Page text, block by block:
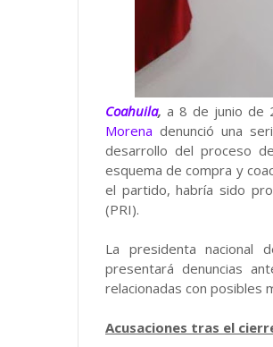
Coahuila, a 8 de junio de
Morena denunció una
desarrollo del proceso
esquema de compra y
el partido, habría sido
(PRI).
La presidenta nacional
presentará denuncias
relacionadas con posibles
Acusaciones tras el